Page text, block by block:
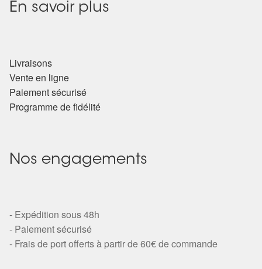
En savoir plus
Livraisons
Vente en ligne
Paiement sécurisé
Programme de fidélité
Nos engagements
- Expédition sous 48h
- Paiement sécurisé
- Frais de port offerts à partir de 60€ de commande